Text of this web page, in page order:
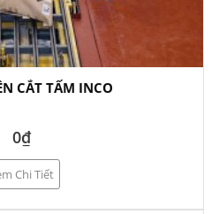
CẮT TẤM INCO
0₫
Chi Tiết